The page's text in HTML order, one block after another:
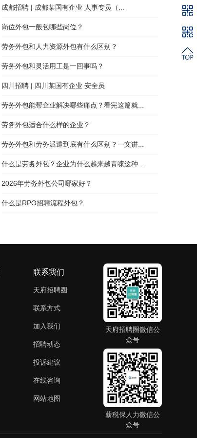
成都招聘 | 成都某国有企业 人事专员（...
岗位外包一般包哪些岗位？
劳务外包和人力资源外包有什么区别？
劳务外包和灵活用工是一回事吗？
四川招聘 | 四川某国有企业 安全员
劳务外包能帮企业解决哪些痛点？看完这篇就...
劳务外包适合什么样的企业？
劳务外包和劳务派遣到底有什么区别？一文讲...
什么是劳务外包？企业为什么越来越青睐这种...
2026年劳务外包公司哪家好？
什么是RPO招聘流程外包？
联系我们
天府招聘圈
联系方式
加入我们
招聘动态
投诉建议
在线咨询
网站地图
天府招聘圈微信公
众号
薪税保人力微信公
众号